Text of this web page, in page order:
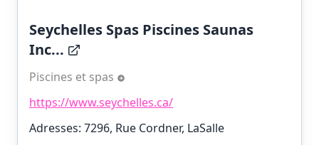
Seychelles Spas Piscines Saunas
Inc...
Piscines et spas
https://www.seychelles.ca/
Adresses: 7296, Rue Cordner, LaSalle